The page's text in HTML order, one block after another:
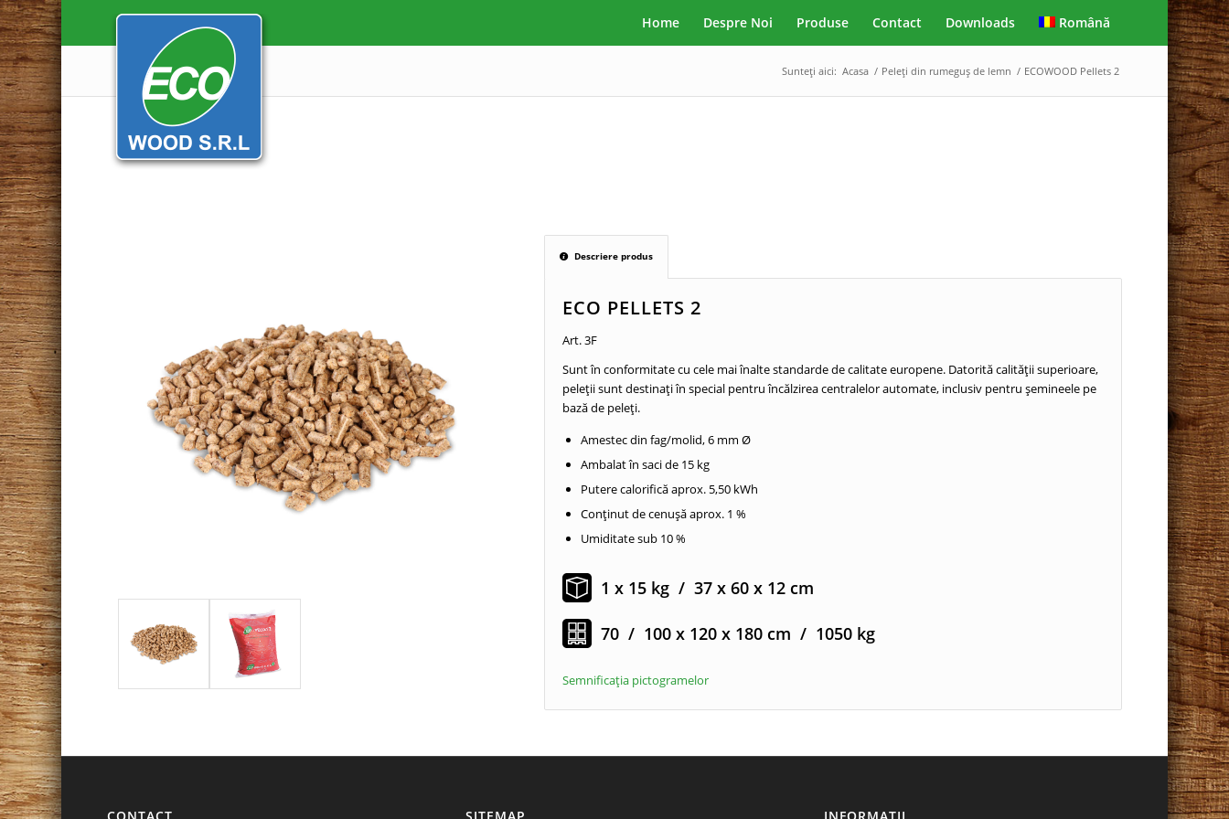
Home Despre Noi Produse Contact Downloads Română
Sunteți aici: Acasa / Peleți din rumeguş de lemn / ECOWOOD Pellets 2
Descriere produs
ECO PELLETS 2
Art. 3F
Sunt în conformitate cu cele mai înalte standarde de calitate europene. Datorită calității superioare,
peleții sunt destinaţi în special pentru încălzirea centralelor automate, inclusiv pentru șemineele pe
bază de peleți.
Amestec din fag/molid, 6 mm Ø
Ambalat în saci de 15 kg
Putere calorifică aprox. 5,50 kWh
Conținut de cenușă aprox. 1 %
Umiditate sub 10 %
1 x 15 kg / 37 x 60 x 12 cm
70 / 100 x 120 x 180 cm / 1050 kg
Semnificaţia pictogramelor